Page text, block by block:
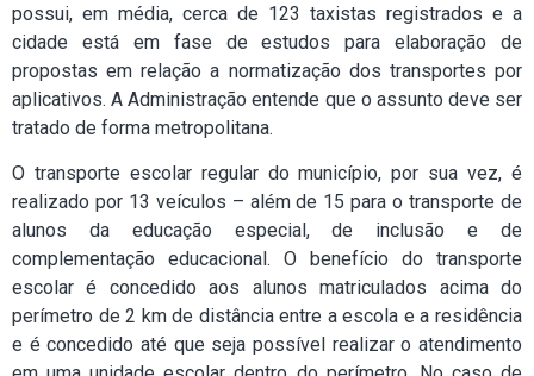
possui, em média, cerca de 123 taxistas registrados e a
cidade está em fase de estudos para elaboração de
propostas em relação a normatização dos transportes por
aplicativos. A Administração entende que o assunto deve ser
tratado de forma metropolitana.
O transporte escolar regular do município, por sua vez, é
realizado por 13 veículos – além de 15 para o transporte de
alunos da educação especial, de inclusão e de
complementação educacional. O benefício do transporte
escolar é concedido aos alunos matriculados acima do
perímetro de 2 km de distância entre a escola e a residência
e é concedido até que seja possível realizar o atendimento